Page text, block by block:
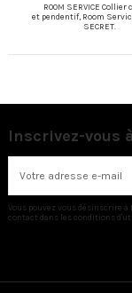
ROOM SERVICE Collier
et pendentif, Room
SECRET.
Inscrivez-vous
Vous pouvez vous désinscrire
contact dans les conditions